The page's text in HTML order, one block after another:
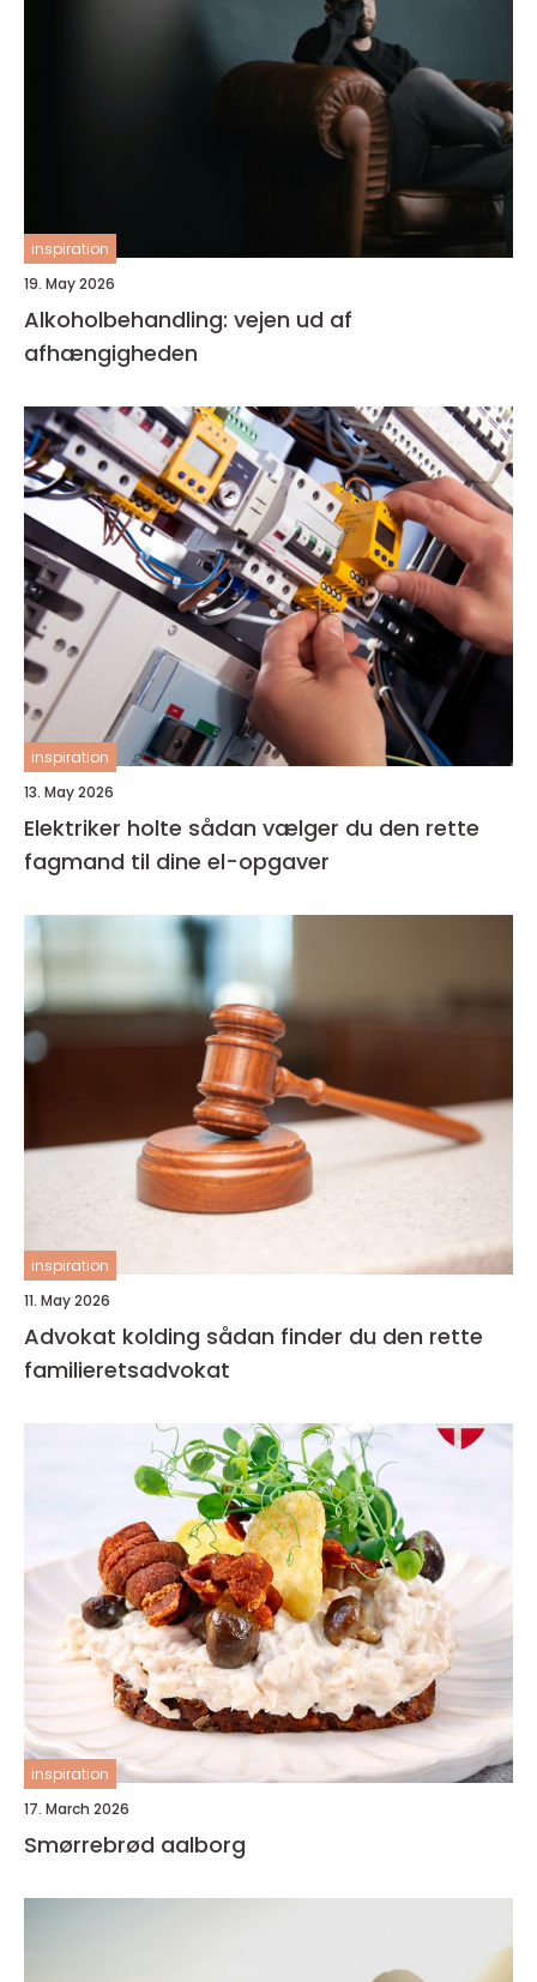
inspiration
19. May 2026
Alkoholbehandling: vejen ud af
afhængigheden
inspiration
13. May 2026
Elektriker holte sådan vælger du den rette
fagmand til dine el-opgaver
inspiration
11. May 2026
Advokat kolding sådan finder du den rette
familieretsadvokat
inspiration
17. March 2026
Smørrebrød aalborg